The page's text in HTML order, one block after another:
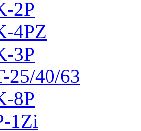
2Р
4PZ
3Р
25/40/63
8P
1Zi